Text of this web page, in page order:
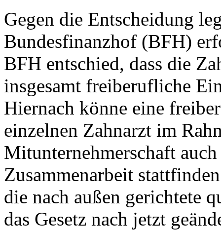
Gegen die Entscheidung
Bundesfinanzhof (BFH)
BFH entschied, dass die
insgesamt freiberufliche
Hiernach könne eine
einzelnen Zahnarzt im
Mitunternehmerschaft
Zusammenarbeit
die nach außen gerichtete
das Gesetz nach jetzt